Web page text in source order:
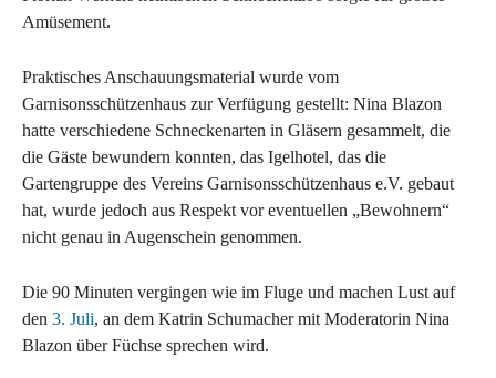
Amüsement.
Praktisches Anschauungsmaterial wurde vom
Garnisonsschützenhaus zur Verfügung gestellt: Nina Blazon
hatte verschiedene Schneckenarten in Gläsern gesammelt, die
die Gäste bewundern konnten, das Igelhotel, das die
Gartengruppe des Vereins Garnisonsschützenhaus e.V. gebaut
hat, wurde jedoch aus Respekt vor eventuellen „Bewohnern“
nicht genau in Augenschein genommen.
Die 90 Minuten vergingen wie im Fluge und machen Lust auf
den 3. Juli, an dem Katrin Schumacher mit Moderatorin Nina
Blazon über Füchse sprechen wird.